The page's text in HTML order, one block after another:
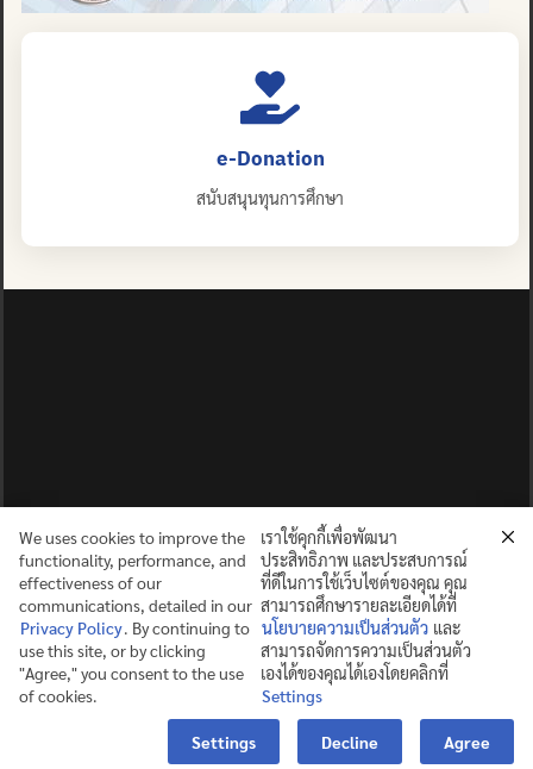
e-Donation
สนับสนุนทุนการศึกษา
We uses cookies to improve the
functionality, performance, and
effectiveness of our
communications, detailed in our
Privacy Policy. By continuing to
use this site, or by clicking
"Agree," you consent to the use
of cookies.
เราใช้คุกกี้เพื่อพัฒนา
ประสิทธิภาพ และประสบการณ์
ที่ดีในการใช้เว็บไซต์ของคุณ คุณ
สามารถศึกษารายละเอียดได้ที่
นโยบายความเป็นส่วนตัว และ
สามารถจัดการความเป็นส่วนตัว
เองได้ของคุณได้เองโดยคลิกที่
Settings
Settings Decline Agree
Contact us